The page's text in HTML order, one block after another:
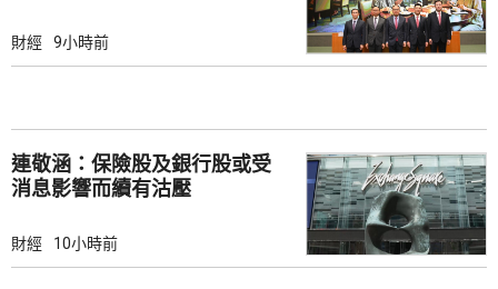
財經 9小時前
連敬涵：保險股及銀行股或受
消息影響而續有沽壓
財經 10小時前